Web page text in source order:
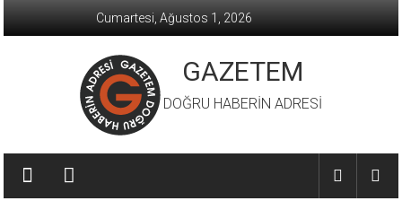
Cumartesi, Ağustos 1, 2026
GAZETEM
DOĞRU HABERİN ADRESİ